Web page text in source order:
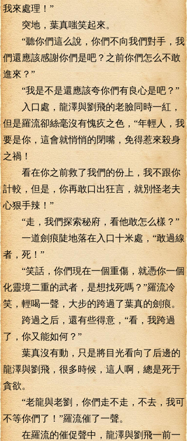
我來處理！”
突地，葉真嗤笑起來。
“聽你們這么說，你們不向我們對手，我
們還應該感謝你們是吧？之前你們怎么不敢
進來？”
“我是不是還應該夸你們有良心是吧？”
入口處，龍澤與劉飛的老臉同時一紅，
但是羅流卻絲毫沒有愧疚之色，“年輕人，我
要是你，這會就悄悄的閉嘴，免得惹來殺身
之禍！
看在你之前救了我們的份上，我不跟你
計較，但是，你再敢口出狂言，就別怪老夫
心狠手辣！”
“走，我們探索秘府，看他敢怎么樣？”
一道劍痕陡地落在入口十米處，“敢過線
者，死！”
“笑話，你們現在一個重傷，就憑你一個
化靈境二重的武者，是想找死嗎？”羅流冷
笑，輕喝一聲，大步的跨過了葉真的劍痕。
跨過之后，還有些得意，“看，我跨過
了，你又能如何？”
葉真沒有動，只是將目光看向了后邊的
龍澤與劉飛，很多時候，這人啊，總是死于
貪欲。
“老龍與老劉，你們走不走，不去，我可
不等你們了！”羅流催了一聲。
在羅流的催促聲中，龍澤與劉飛一前一